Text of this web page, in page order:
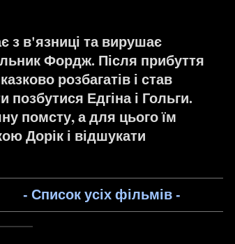
з в'язниці та вирушає
Фордж. Після прибуття
розбагатів і став
Едгіна і Гольги.
помсту, а для цього їм
Дорік і відшукати
- Список усіх фільмів -